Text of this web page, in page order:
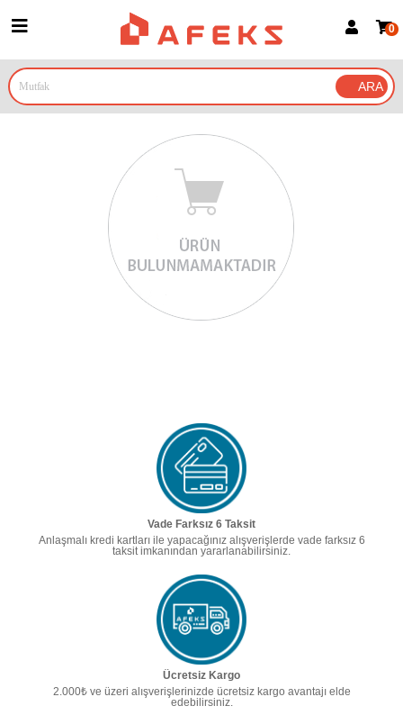
Google İle Bağlan
0
Vade Farksız 6 Taksit
Anlaşmalı kredi kartları ile yapacağınız alışverişlerde vade farksız 6
taksit imkanından yararlanabilirsiniz.
Ücretsiz Kargo
2.000₺ ve üzeri alışverişlerinizde ücretsiz kargo avantajı elde
edebilirsiniz.